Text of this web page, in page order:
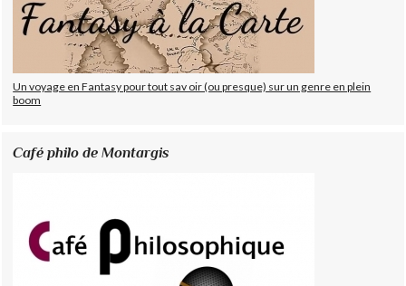
Un voyage en Fantasy pour tout sav oir (ou presque) sur un genre en plein
boom
Café philo de Montargis